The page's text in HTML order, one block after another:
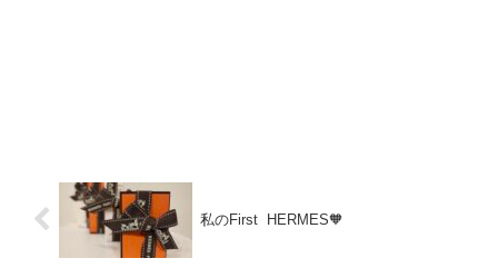
私のFirst HERMES🧡